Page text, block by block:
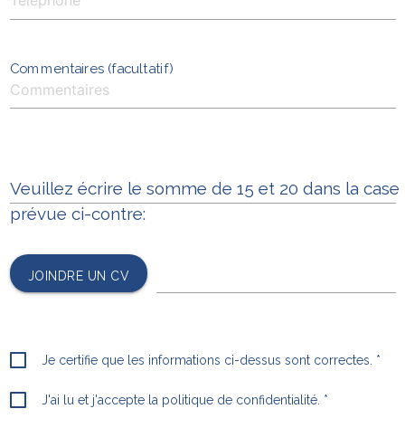
Commentaires (facultatif)
Veuillez écrire le somme de 15 et 20 dans la case
prévue ci-contre:
JOINDRE UN CV
Je certifie que les informations ci-dessus sont correctes. *
J'ai lu et j'accepte la politique de confidentialité. *